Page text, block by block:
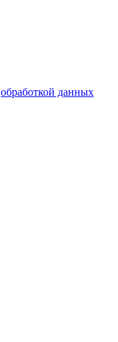
обработкой данных